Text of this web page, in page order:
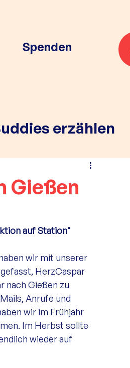
Spenden
erzählen
Gießen
auf Station"
wir mit unserer
gefasst, HerzCaspar
nach Gießen zu
Anrufe und
wir im Frühjahr
Im Herbst sollte
wieder auf